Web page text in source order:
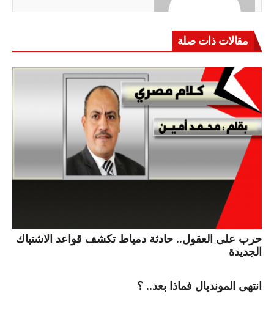
مقالات ذات صلة
حرب على العقول.. حادثة دمياط تكشف قواعد الاشتباك
الجديدة
انتهى المونديال فماذا بعد.. ؟